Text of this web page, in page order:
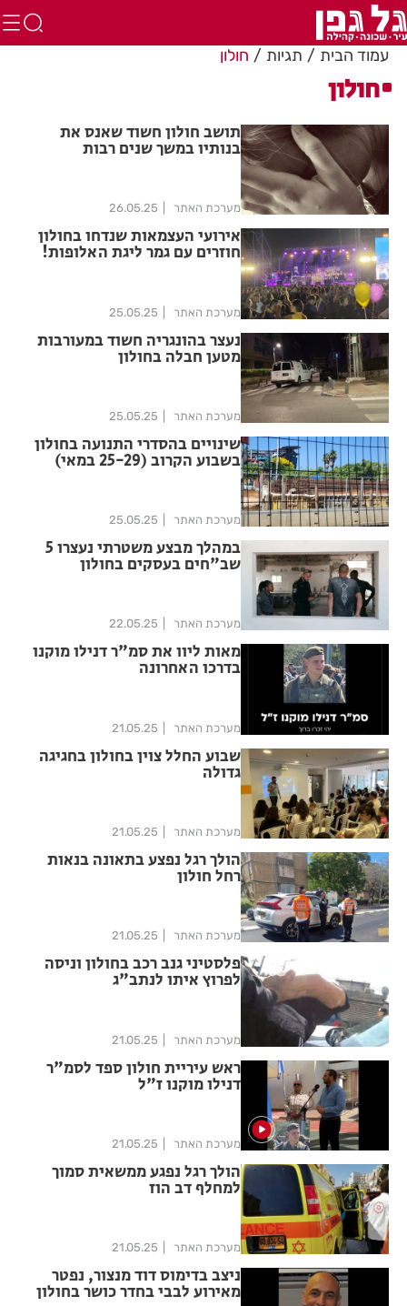
עמוד הבית תגיות חולון
חולון
תושב חולון חשוד שאנס את
בנותיו במשך שנים רבות
מערכת האתר 26.05.25
אירועי העצמאות שנדחו בחולון
חוזרים עם גמר ליגת האלופות!
מערכת האתר 25.05.25
נעצר בהונגריה חשוד במעורבות
מטען חבלה בחולון
מערכת האתר 25.05.25
שינויים בהסדרי התנועה בחולון
בשבוע הקרוב (25-29 במאי)
מערכת האתר 25.05.25
במהלך מבצע משטרתי נעצרו 5
שב"חים בעסקים בחולון
מערכת האתר 22.05.25
מאות ליוו את סמ"ר דנילו מוקנו
בדרכו האחרונה
מערכת האתר 21.05.25
שבוע החלל צוין בחולון בחגיגה
גדולה
מערכת האתר 21.05.25
הולך רגל נפצע בתאונה בנאות
רחל חולון
מערכת האתר 21.05.25
פלסטיני גנב רכב בחולון וניסה
לפרוץ איתו לנתב"ג
מערכת האתר 21.05.25
ראש עיריית חולון ספד לסמ"ר
דנילו מוקנו ז"ל
מערכת האתר 21.05.25
הולך רגל נפגע ממשאית סמוך
למחלף דב הוז
מערכת האתר 21.05.25
ניצב בדימוס דוד מנצור, נפטר
מאירוע לבבי בחדר כושר בחולון